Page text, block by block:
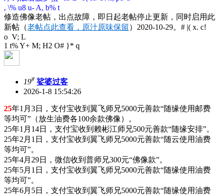
, \% u8 u- A, b% t
修造佛像老帖，出点故障，即日起老帖停止更新，同时启用此
新帖（老帖点此查看，原汁原味保留 ）2020-10-29。 # |( x. c!
o V; L
1 t% Y+ M; H2 O# }* q
19# 娑婆过客
2026-1-8 15:54:26
25年1月3日，支付宝收到翼飞师兄5000元善款“随缘使用邮费
等均可”（放生油费各100余款佛像）。
25年1月14日，支付宝收到赖彬江师兄500元善款“随缘安排”。
25年2月1日，支付宝收到翼飞师兄5000元善款“随云使用油费
等均可”。
25年4月29日，微信收到普师兄300元“佛像款”。
25年5月1日，支付宝收到翼飞师兄5000元善款“随缘使用油费
等均可”。
25年6月5日，支付宝收到翼飞师兄5000元善款“随缘使用油费